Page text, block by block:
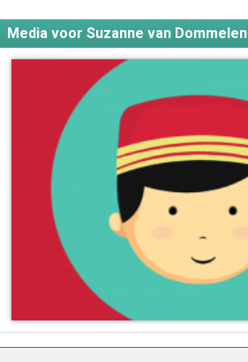
Media voor Suzanne van Dommelen